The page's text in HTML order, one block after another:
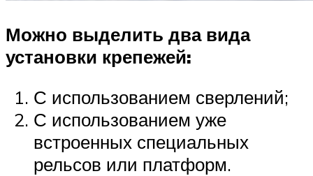
Можно выделить два вида
установки крепежей:
С использованием сверлений;
С использованием уже
встроенных специальных
рельсов или платформ.